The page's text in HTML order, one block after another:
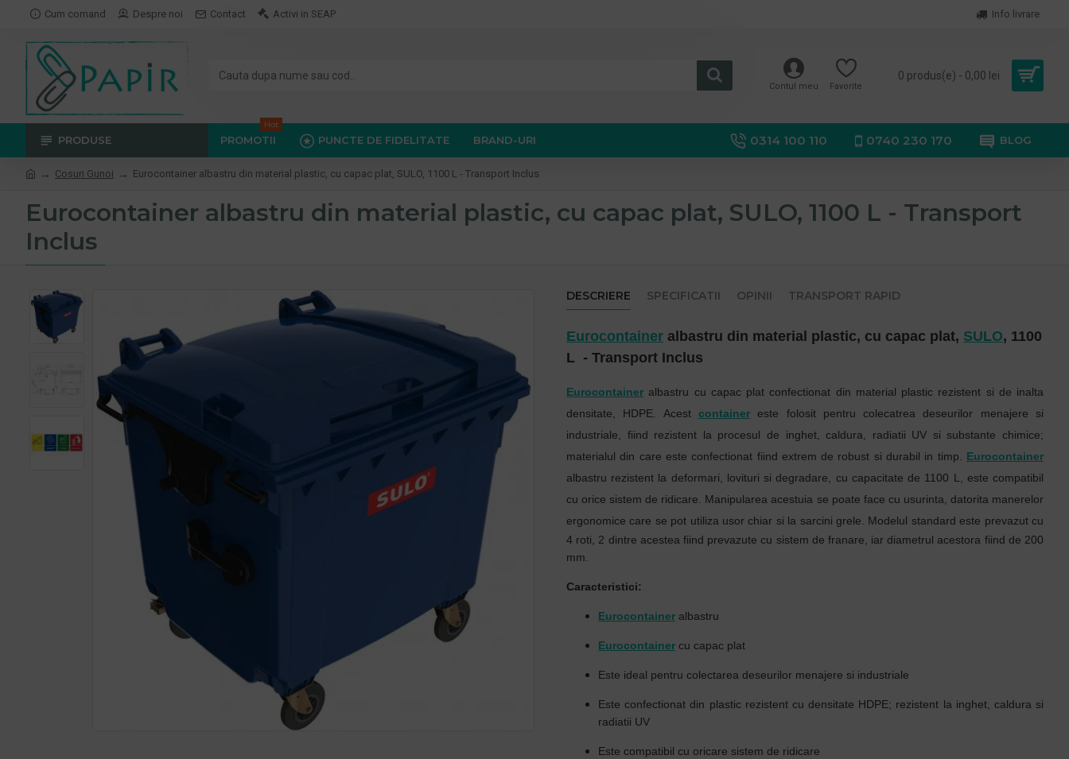
Cum comand Despre noi Contact Activi in SEAP Info livrare
Contul meu Favorite
0 produs(e) - 0,00 lei
PRODUSE PROMOTII
Hot
PUNCTE DE FIDELITATE BRAND-URI 0314 100 110 0740 230 170 BLOG
Coşuri Gunoi Eurocontainer albastru din material plastic, cu capac plat, SULO, 1100 L - Transport Inclus
Eurocontainer albastru din material plastic, cu capac plat, SULO, 1100 L - Transport
Inclus
DESCRIERE SPECIFICATII OPINII TRANSPORT RAPID
Eurocontainer albastru din material plastic, cu capac plat, SULO, 1100
L - Transport Inclus
Eurocontainer albastru cu capac plat confectionat din material plastic rezistent si de inalta
densitate, HDPE. Acest containereste folosit pentru colecatrea deseurilor menajere si
industriale, fiind rezistent la procesul de inghet, caldura, radiatii UV si substante chimice;
materialul din care este confectionat fiind extrem de robust si durabil in timp. Eurocontainer
albastru rezistent la deformari, lovituri si degradare, cu capacitate de 1100 L, este compatibil
cu orice sistem de ridicare. Manipularea acestuia se poate face cu usurinta, datorita manerelor
ergonomice care se pot utiliza usor chiar si la sarcini grele . Modelul standard este prevazut cu
4 roti, 2 dintre acestea fiind prevazute cu sistem de franare, iar diametrul acestora fiind de 200
mm.
Caracteristici:
Eurocontainer albastru
Eurocontainer cu capac plat
Este ideal pentru colectarea deseurilor menajere si industriale
Este confectionat din plastic rezistent cu densitate HDPE; rezistent la inghet, caldura si
radiatii UV
Este compatibil cu oricare sistem de ridicare